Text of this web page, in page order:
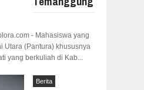
- Mahasiswa yang
Utara (Pantura) khususnya
yang berkuliah di Kab...
Berita